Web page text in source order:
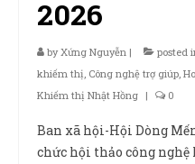
2026
byXứng Nguyễn | posted
khiếm thị, Công nghệ trợ giúp,
Khiếm thị Nhật Hồng | 0
Ban xã hội-Hội Dòng
chức hội thảo công